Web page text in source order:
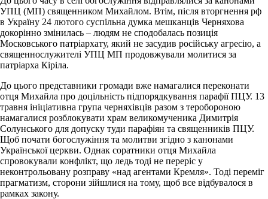
УПЦ (МП) священником Михайлом. Втім, після вторгнення рф
в Україну 24 лютого суспільна думка мешканців Черняхова
докорінно змінилась – людям не сподобалась позиція
Московського патріархату, який не засудив російську агресію, а
священнослужителі УПЦ МП продовжували молитися за
патріарха Кіріла.
До цього представники громади вже намагалися переконати
отця Михайла про доцільність підпорядкування парафії ПЦУ. 13
травня ініціативна група черняхівців разом з теробороною
намагалися розблокувати храм великомученика Димитрія
Солунського для допуску туди парафіян та священників ПЦУ.
Щоб почати богослужіння та молитви згідно з канонами
Української церкви. Однак соратники отця Михайла
спровокували конфлікт, що ледь тоді не переріс у
неконтрольовану розправу «над агентами Кремля». Тоді переміг
прагматизм, сторони зійшлися на тому, щоб все відбувалося в
рамках закону.